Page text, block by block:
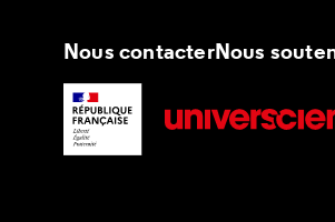
Nous contacterNous